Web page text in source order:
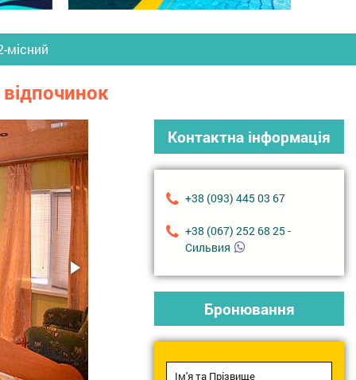
місний
Контактна інформація
+38 (093) 445 03 67
+38 (067) 252 68 25 -
Сильвия
Бронювання